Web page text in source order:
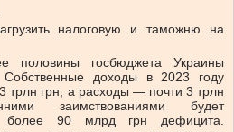
налоговую и таможню на
половины госбюджета Украины
Собственные доходы в 2023 году
трлн грн, а расходы — почти 3 трлн
заимствованиями будет
более 90 млрд грн дефицита.